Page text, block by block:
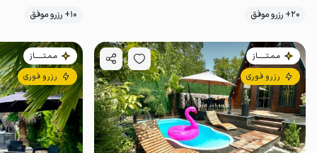
20+ رزرو موفق
خوش منظره10+ رزرو موفق
مـمـتــــــاز
رزرو فوری
مـمـتــــــاز
رزرو فوری